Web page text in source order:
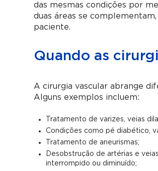
das mesmas condições por
duas áreas se
paciente.
Quando as
A cirurgia vascular abrange
Alguns exemplos incluem:
Tratamento de varizes, veias
Condições como pé diabético,
Tratamento de aneurismas;
Desobstrução de artérias e
interrompido ou diminuído;